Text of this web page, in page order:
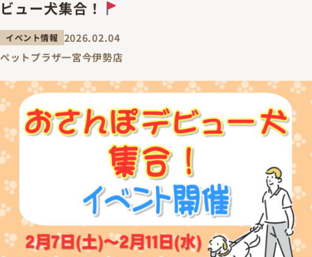
ビュー犬集合！
イベント情報 2026.02.04
ペットプラザ一宮今伊勢店